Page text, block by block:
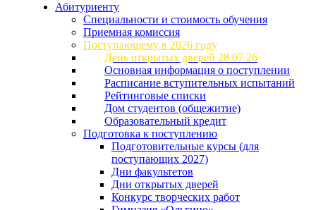
Абитуриенту
Специальности и стоимость обучения
Приемная комиссия
Поступающему в 2026 году
День открытых дверей 28.07.26
Основная информация о поступлении
Расписание вступительных испытаний
Рейтинговые списки
Дом студентов (общежитие)
Образовательный кредит
Подготовка к поступлению
Подготовительные курсы (для
поступающих 2027)
Дни факультетов
Дни открытых дверей
Конкурс творческих работ